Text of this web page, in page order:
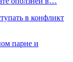
в конфликт
парне и